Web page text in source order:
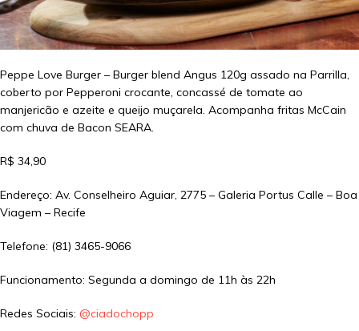
Peppe Love Burger – Burger blend Angus 120g assado na Parrilla,
coberto por Pepperoni crocante, concassé de tomate ao
manjericão e azeite e queijo muçarela. Acompanha fritas McCain
com chuva de Bacon SEARA.
R$ 34,90
Endereço: Av. Conselheiro Aguiar, 2775 – Galeria Portus Calle – Boa
Viagem – Recife
Telefone: (81) 3465-9066
Funcionamento: Segunda a domingo de 11h às 22h
Redes Sociais: @ciadochopp